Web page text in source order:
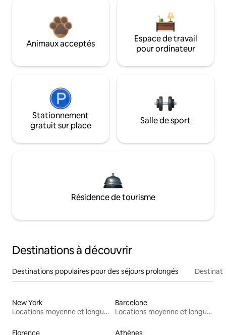
Animaux acceptés
Espace de travail
pour ordinateur
Stationnement
gratuit sur place
Salle de sport
Résidence de tourisme
Destinations à découvrir
Destinations populaires pour des séjours prolongés
New York
Locations moyenne et longue durée
Barcelone
Locations moyenne et longue durée
Florence Athènes